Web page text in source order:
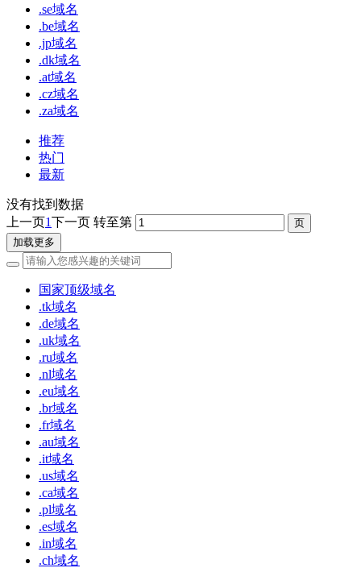
.se域名
.be域名
.jp域名
.dk域名
.at域名
.cz域名
.za域名
推荐
热门
最新
没有找到数据
上一页1下一页 转至第
加载更多
国家顶级域名
.tk域名
.de域名
.uk域名
.ru域名
.nl域名
.eu域名
.br域名
.fr域名
.au域名
.it域名
.us域名
.ca域名
.pl域名
.es域名
.in域名
.ch域名